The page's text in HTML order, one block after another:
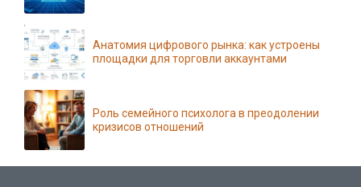
Анатомия цифрового рынка: как устроены
площадки для торговли аккаунтами
Роль семейного психолога в преодолении
кризисов отношений